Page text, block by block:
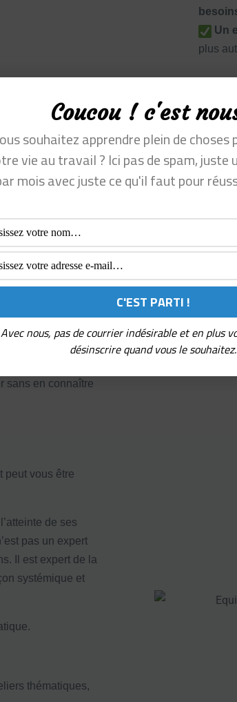
Un
plus
à
le
sans en connaître
peut vous être
de ses
pas un expert
Il est expert de la
systémique et
thématiques,
Coucou ! c'est
souhaitez apprendre plein de choses
vie au travail ? Ici pas de spam, juste
mois avec juste ce qu'il faut pour
Avec nous, pas de courrier indésirable et en plus
désinscrire quand vous le souhaitez.